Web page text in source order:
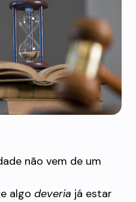
não vem de um
algo deveria já estar